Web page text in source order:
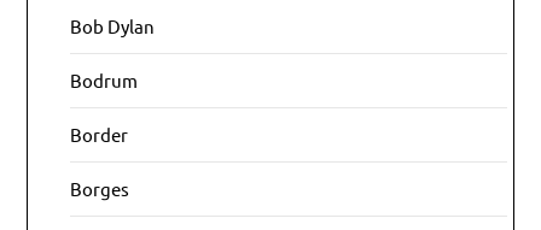
Bob Dylan
Bodrum
Border
Borges